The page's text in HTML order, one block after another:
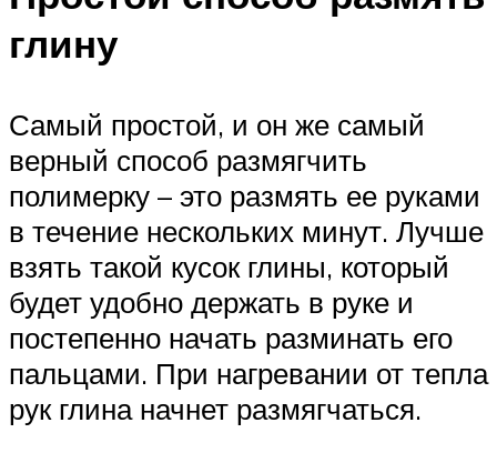
глину
Самый простой, и он же самый
верный способ размягчить
полимерку – это размять ее руками
в течение нескольких минут. Лучше
взять такой кусок глины, который
будет удобно держать в руке и
постепенно начать разминать его
пальцами. При нагревании от тепла
рук глина начнет размягчаться.